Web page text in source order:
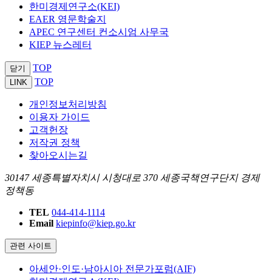
한미경제연구소(KEI)
EAER 영문학술지
APEC 연구센터 컨소시엄 사무국
KIEP 뉴스레터
닫기 TOP
LINK TOP
개인정보처리방침
이용자 가이드
고객헌장
저작권 정책
찾아오시는길
30147 세종특별자치시 시청대로 370 세종국책연구단지 경제
정책동
TEL 044-414-1114
Email kiepinfo@kiep.go.kr
관련 사이트
아세안·인도·남아시아 전문가포럼(AIF)